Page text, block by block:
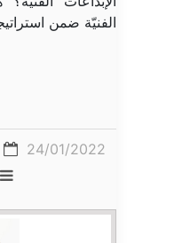
الفنيّة ضمن
24/01/2022